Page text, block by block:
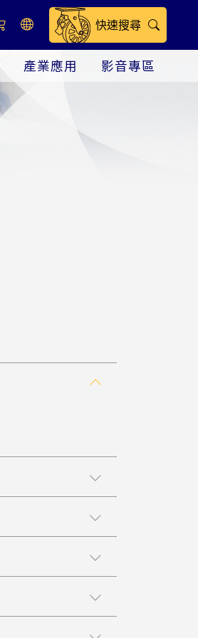
快速搜尋
產業應用 影音專區